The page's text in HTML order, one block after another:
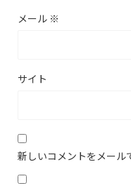
メール ※
サイト
新しいコメントをメール